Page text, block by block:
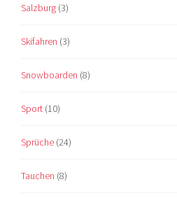
Salzburg (3)
Skifahren (3)
Snowboarden (8)
Sport (10)
Sprüche (24)
Tauchen (8)